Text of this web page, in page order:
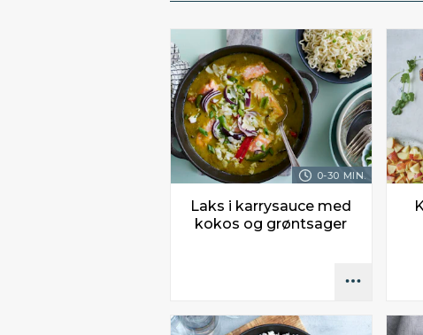
0-30 MIN.
Laks i karrysauce med
kokos og grøntsager